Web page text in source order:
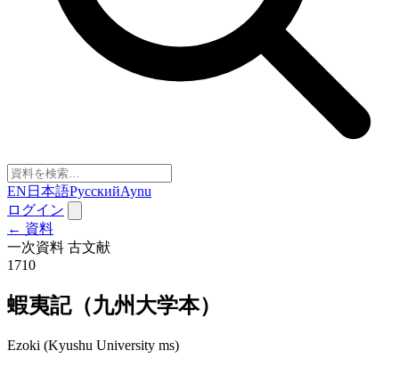
EN 日本語РусскийAynu
ログイン
← 資料
一次資料 古文献
1710
蝦夷記（九州大学本）
Ezoki (Kyushu University ms)